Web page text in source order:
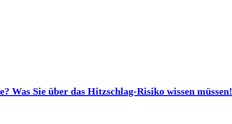
Was Sie über das Hitzschlag-Risiko wissen müssen!